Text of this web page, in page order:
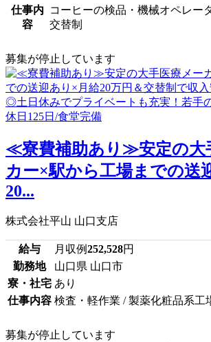
仕事内
容
コーヒーの検品・機械オペレー
交替制
募集が停止しています
≪寮費補助あり≫安定の大
カー×駅から工場までの送
20...
株式会社平山 山口支店
給与 月収例252,528円
勤務地
山口県 山口市
寮・社宅 あり
仕事内容 検査・軽作業 / 製薬化粧品系工
募集が停止しています